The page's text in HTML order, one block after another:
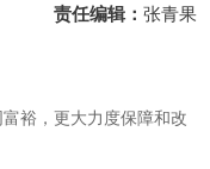
责任编辑： 张青果
裕，更大力度保障和改